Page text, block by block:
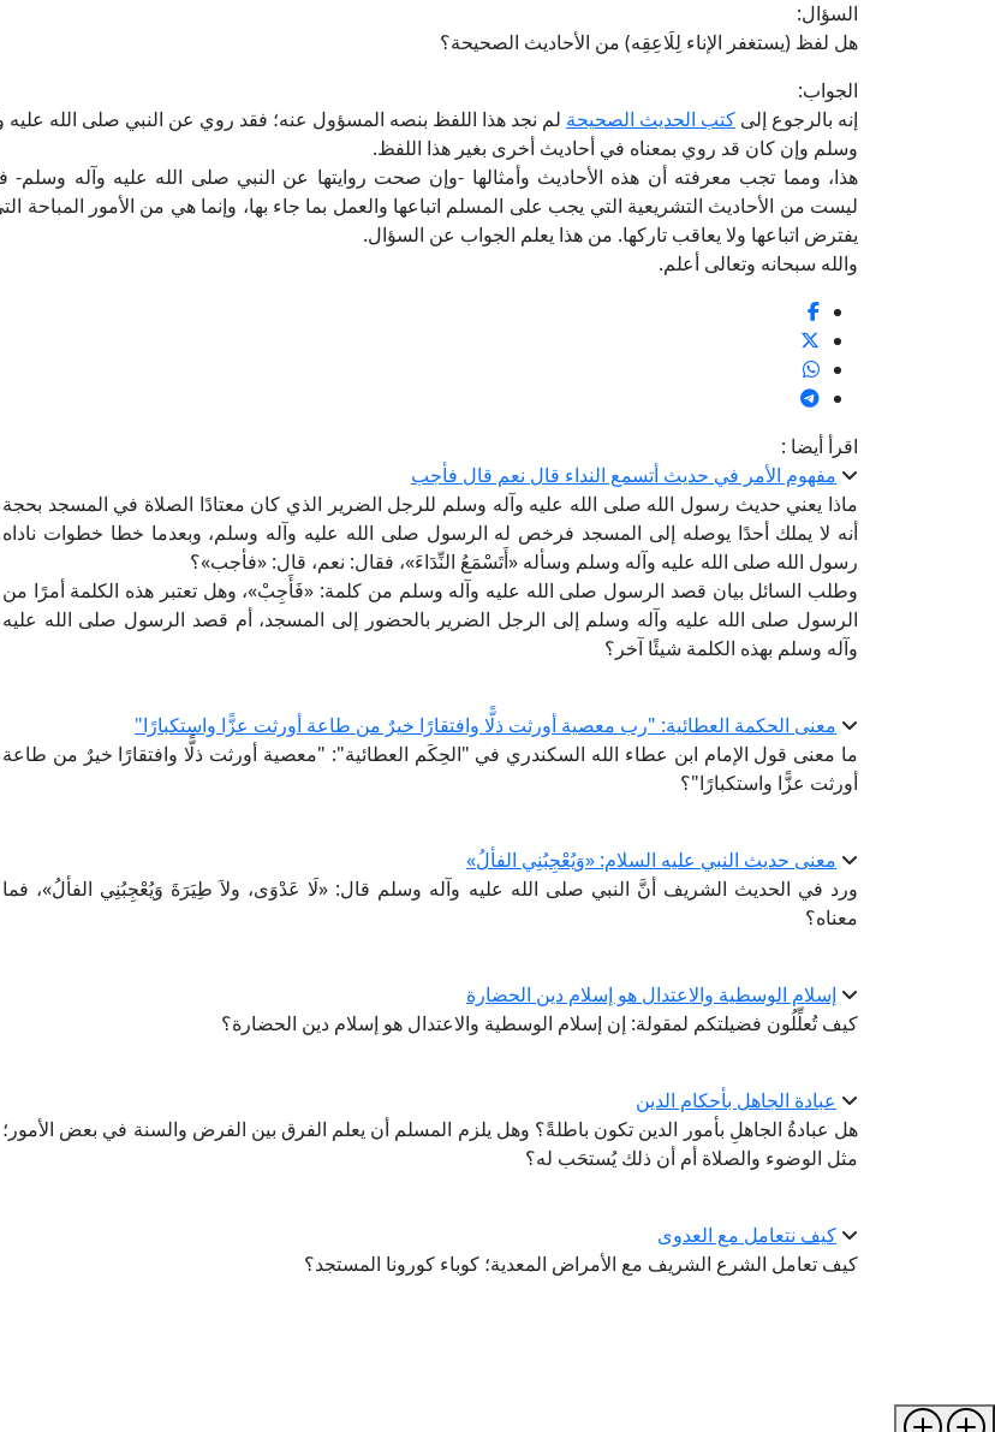
السؤال:
هل لفظ (يستغفر الإناء لِلَاعِقِه) من الأحاديث الصحيحة؟
الجواب:
إنه بالرجوع إلى كتب الحديث الصحيحة لم نجد هذا اللفظ بنصه المسؤول عنه؛ فقد روي عن النبي صلى الله عليه
وسلم وإن كان قد روي بمعناه في أحاديث أخرى بغير هذا اللفظ.
هذا، ومما تجب معرفته أن هذه الأحاديث وأمثالها -وإن صحت روايتها عن النبي صلى الله عليه وآله وسلم-
ليست من الأحاديث التشريعية التي يجب على المسلم اتباعها والعمل بما جاء بها، وإنما هي من الأمور المباحة
يفترض اتباعها ولا يعاقب تاركها. من هذا يعلم الجواب عن السؤال.
والله سبحانه وتعالى أعلم.
اقرأ أيضا :
مفهوم الأمر في حديث أتسمع النداء قال نعم قال فأجب
ماذا يعني حديث رسول الله صلى الله عليه وآله وسلم للرجل الضرير الذي كان معتادًا الصلاة في المسجد بحجة
أنه لا يملك أحدًا يوصله إلى المسجد فرخص له الرسول صلى الله عليه وآله وسلم، وبعدما خطا خطوات ناداه
رسول الله صلى الله عليه وآله وسلم وسأله «أَتَسْمَعُ النِّدَاءَ»، فقال: نعم، قال: «فأجب»؟
وطلب السائل بيان قصد الرسول صلى الله عليه وآله وسلم من كلمة: «فَأَجِبْ»، وهل تعتبر هذه الكلمة أمرًا من
الرسول صلى الله عليه وآله وسلم إلى الرجل الضرير بالحضور إلى المسجد، أم قصد الرسول صلى الله عليه
وآله وسلم بهذه الكلمة شيئًا آخر؟
معنى الحكمة العطائية: "رب معصية أورثت ذلًّا وافتقارًا خيرٌ من طاعة أورثت عزًّا واستكبارًا"
ما معنى قول الإمام ابن عطاء الله السكندري في "الحِكَم العطائية": "معصية أورثت ذلًّا وافتقارًا خيرٌ من طاعة
أورثت عزًّا واستكبارًا"؟
معنى حديث النبي عليه السلام: «وَيُعْجِبُنِي الفألُ»
ورد في الحديث الشريف أنَّ النبي صلى الله عليه وآله وسلم قال: «لَا عَدْوَى، ولاَ طِيَرَةَ وَيُعْجِبُنِي الفألُ»، فما
معناه؟
إسلام الوسطية والاعتدال هو إسلام دين الحضارة
كيف تُعلِّلُون فضيلتكم لمقولة: إن إسلام الوسطية والاعتدال هو إسلام دين الحضارة؟
عبادة الجاهل بأحكام الدين
هل عبادةُ الجاهلِ بأمور الدين تكون باطلةً؟ وهل يلزم المسلم أن يعلم الفرق بين الفرض والسنة في بعض الأمور؛
مثل الوضوء والصلاة أم أن ذلك يُستحَب له؟
كيف نتعامل مع العدوى
كيف تعامل الشرع الشريف مع الأمراض المعدية؛ كوباء كورونا المستجد؟